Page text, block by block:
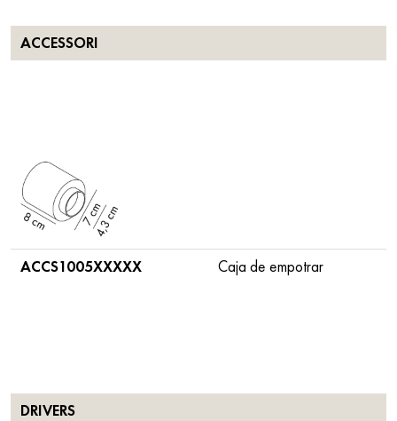
ACCESSORI
ACCS1005XXXXX Caja de empotrar
DRIVERS